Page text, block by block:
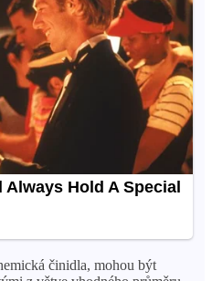
činidla, mohou být